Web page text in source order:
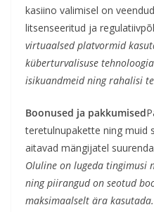
kasiino valimisel on
litsenseeritud ja
virtuaalsed platvormid
küberturvalisuse
isikuandmeid ning rahalisi
Boonused ja pakkumised
teretulnupakette ning muid
aitavad mängijatel
Oluline on lugeda tingimusi
ning piirangud on seotud
maksimaalselt ära kasutada.